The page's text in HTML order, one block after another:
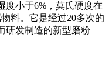
度小于6%，莫氏硬度在
料。它是经过20多次的
研发制造的新型磨粉